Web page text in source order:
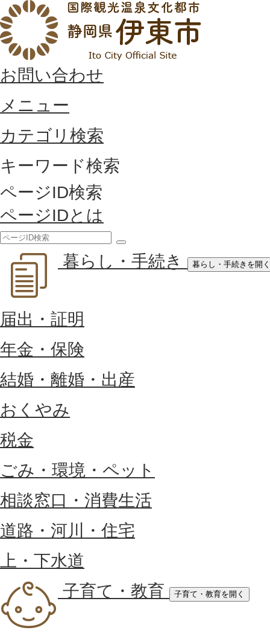
お問い合わせ
メニュー
カテゴリ検索
キーワード検索
ページID検索
ページIDとは
索
暮らし・手続き 暮らし・手続きを開く
届出・証明
年金・保険
結婚・離婚・出産
おくやみ
税金
ごみ・環境・ペット
相談窓口・消費生活
道路・河川・住宅
上・下水道
子育て・教育
子育て・教育を開く